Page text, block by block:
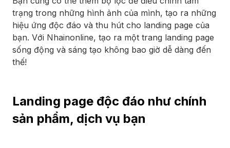
trạng trong những hình ảnh của mình, tạo ra những
hiệu ứng độc đáo và thu hút cho landing page của
bạn. Với Nhainonline, tạo ra một trang landing page
sống động và sáng tạo không bao giờ dễ dàng đến
thế!
Landing page độc đáo như chính
sản phẩm, dịch vụ bạn